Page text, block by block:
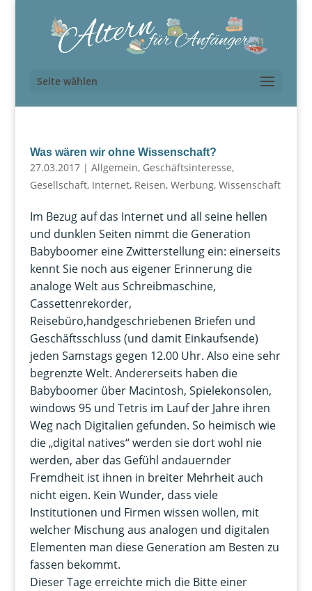
Seite wählen
Was wären wir ohne Wissenschaft?
27.03.2017| Allgemein, Geschäftsinteresse,
Gesellschaft, Internet, Reisen, Werbung, Wissenschaft
Im Bezug auf das Internet und all seine hellen
und dunklen Seiten nimmt die Generation
Babyboomer eine Zwitterstellung ein: einerseits
kennt Sie noch aus eigener Erinnerung die
analoge Welt aus Schreibmaschine,
Cassettenrekorder,
Reisebüro,handgeschriebenen Briefen und
Geschäftsschluss (und damit Einkaufsende)
jeden Samstags gegen 12.00 Uhr. Also eine sehr
begrenzte Welt. Andererseits haben die
Babyboomer über Macintosh, Spielekonsolen,
windows 95 und Tetris im Lauf der Jahre ihren
Weg nach Digitalien gefunden. So heimisch wie
die „digital natives“ werden sie dort wohl nie
werden, aber das Gefühl andauernder
Fremdheit ist ihnen in breiter Mehrheit auch
nicht eigen. Kein Wunder, dass viele
Institutionen und Firmen wissen wollen, mit
welcher Mischung aus analogen und digitalen
Elementen man diese Generation am Besten zu
fassen bekommt.
Dieser Tage erreichte mich die Bitte einer